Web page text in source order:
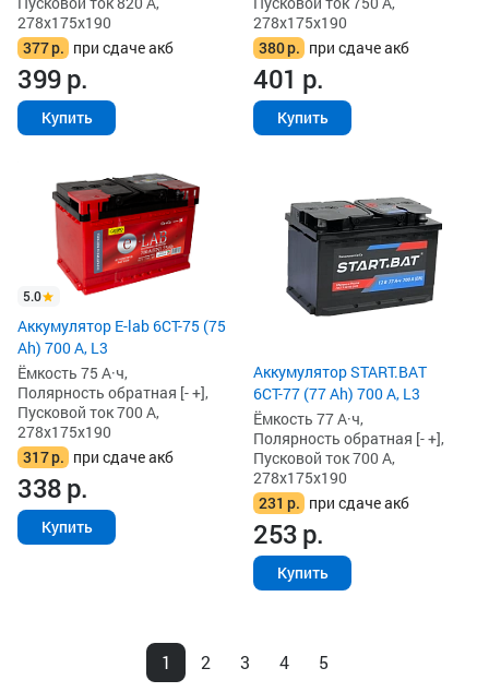
278x175x190
377р. при сдаче акб
399р.
Купить
278x175x190
380р. при сдаче акб
401 р.
Купить
5.0
Аккумулятор E-lab 6СТ-75 (75
Ah) 700 А, L3
Ёмкость 75 А·ч,
Полярность обратная [- +],
Пусковой ток 700 А,
278x175x190
317р. при сдаче акб
338р.
Купить
Аккумулятор START.BAT
6СТ-77 (77 Ah) 700 А, L3
Ёмкость 77 А·ч,
Полярность обратная [- +],
Пусковой ток 700 А,
278x175x190
231 р. при сдаче акб
253р.
Купить
1 2 3 4 5